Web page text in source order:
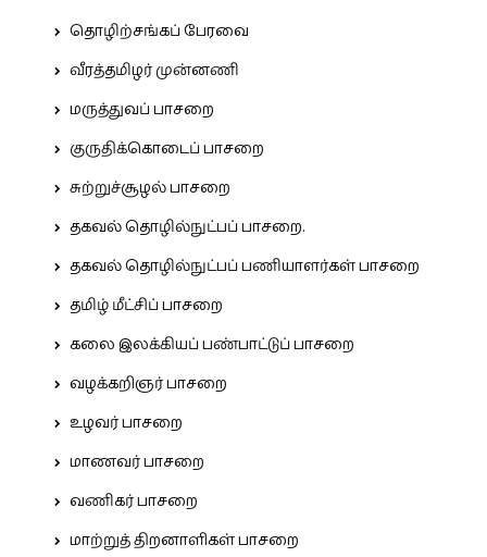
தொழிற்சங்கப் பேரவை
வீரத்தமிழர் முன்னணி
மருத்துவப் பாசறை
குருதிக்கொடைப் பாசறை
சுற்றுச்சூழல் பாசறை
தகவல் தொழில்நுட்பப் பாசறை.
தகவல் தொழில்நுட்பப் பணியாளர்கள் பாசறை
தமிழ் மீட்சிப் பாசறை
கலை இலக்கியப் பண்பாட்டுப் பாசறை
வழக்கறிஞர் பாசறை
உழவர் பாசறை
மாணவர் பாசறை
வணிகர் பாசறை
மாற்றுத் திறனாளிகள் பாசறை